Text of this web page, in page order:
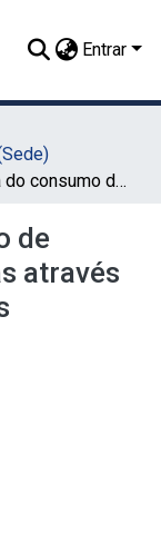
Entrar
Importância do consumo de carnes bovina produzidas através de sistemas sustentáveis
de
através